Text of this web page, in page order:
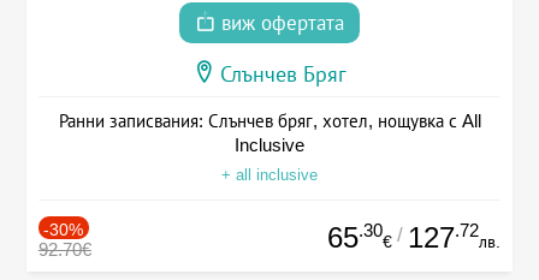
виж офертата
Слънчев Бряг
Ранни записвания: Слънчев бряг, хотел, нощувка с All
Inclusive
+ all inclusive
-30%
92.70€ 65.30
€ / 127.72
лв.